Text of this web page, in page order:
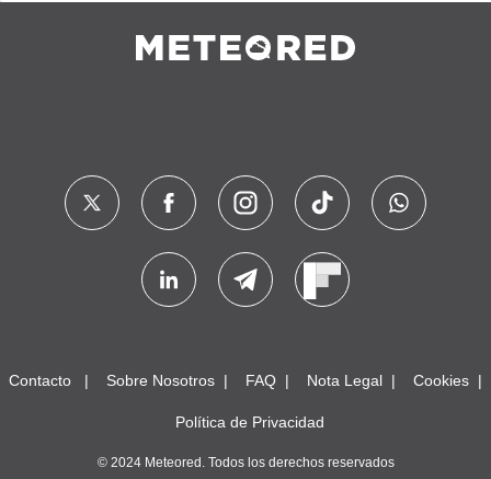
Contacto Sobre Nosotros FAQ Nota Legal Cookies
Política de Privacidad
© 2024 Meteored. Todos los derechos reservados